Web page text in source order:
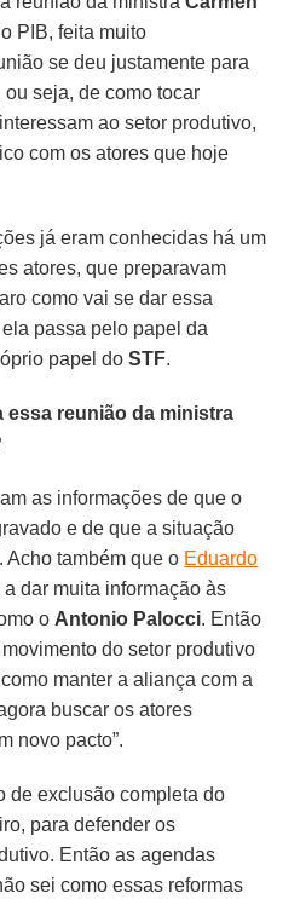
PIB, feita muito
se deu justamente para
seja, de como tocar
ao setor produtivo,
com os atores que hoje
já eram conhecidas há um
atores, que preparavam
como vai se dar essa
passa pelo papel da
papel doSTF.
essa reunião da ministra
as informações de que o
e de que a situação
também que o Eduardo
dar muita informação às
o Antonio Palocci. Então
do setor produtivo
manter a aliança com a
buscar os atores
novo pacto”.
de exclusão completa do
para defender os
Então as agendas
sei como essas reformas